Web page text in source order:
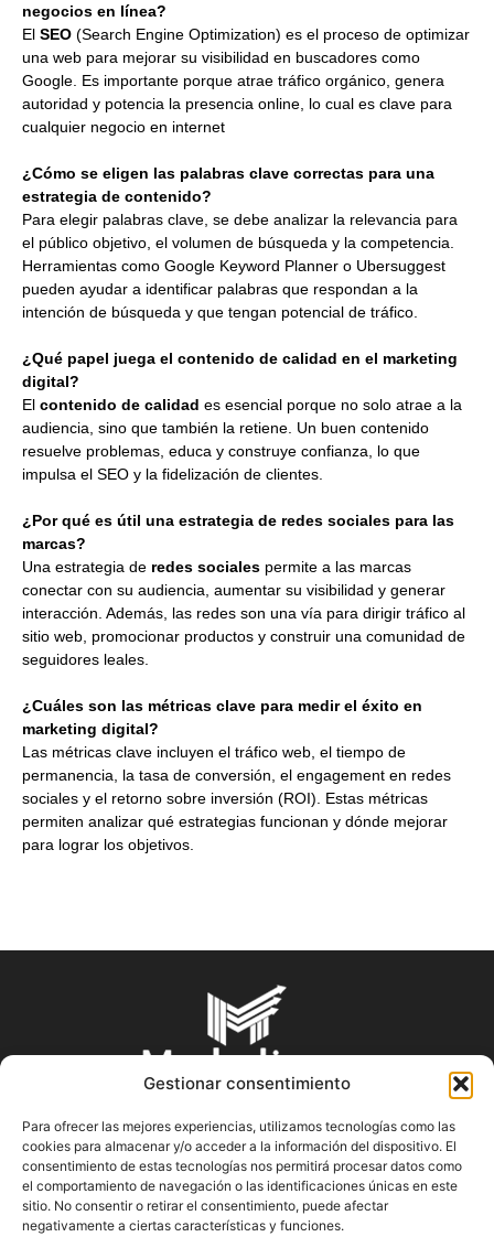
Gestionar consentimiento
Para ofrecer las mejores experiencias, utilizamos tecnologías como las
cookies para almacenar y/o acceder a la información del dispositivo. El
consentimiento de estas tecnologías nos permitirá procesar datos como
el comportamiento de navegación o las identificaciones únicas en este
sitio. No consentir o retirar el consentimiento, puede afectar
negativamente a ciertas características y funciones.
negocios en línea?
El SEO (Search Engine Optimization) es el proceso de optimizar
una web para mejorar su visibilidad en buscadores como
Google. Es importante porque atrae tráfico orgánico, genera
autoridad y potencia la presencia online, lo cual es clave para
cualquier negocio en internet
¿Cómo se eligen las palabras clave correctas para una
estrategia de contenido?
Para elegir palabras clave, se debe analizar la relevancia para
el público objetivo, el volumen de búsqueda y la competencia.
Herramientas como Google Keyword Planner o Ubersuggest
pueden ayudar a identificar palabras que respondan a la
intención de búsqueda y que tengan potencial de tráfico.
¿Qué papel juega el contenido de calidad en el marketing
digital?
El contenido de calidad es esencial porque no solo atrae a la
audiencia, sino que también la retiene. Un buen contenido
resuelve problemas, educa y construye confianza, lo que
impulsa el SEO y la fidelización de clientes.
¿Por qué es útil una estrategia de redes sociales para las
marcas?
Una estrategia de redes sociales permite a las marcas
conectar con su audiencia, aumentar su visibilidad y generar
interacción. Además, las redes son una vía para dirigir tráfico al
sitio web, promocionar productos y construir una comunidad de
seguidores leales.
¿Cuáles son las métricas clave para medir el éxito en
marketing digital?
Las métricas clave incluyen el tráfico web, el tiempo de
permanencia, la tasa de conversión, el engagement en redes
sociales y el retorno sobre inversión (ROI). Estas métricas
permiten analizar qué estrategias funcionan y dónde mejorar
para lograr los objetivos.
SOBRE NOSOTROS
En Marketin.es encontrarás la más actualizada y veraz
información sobre el mundo del marketing; consejos